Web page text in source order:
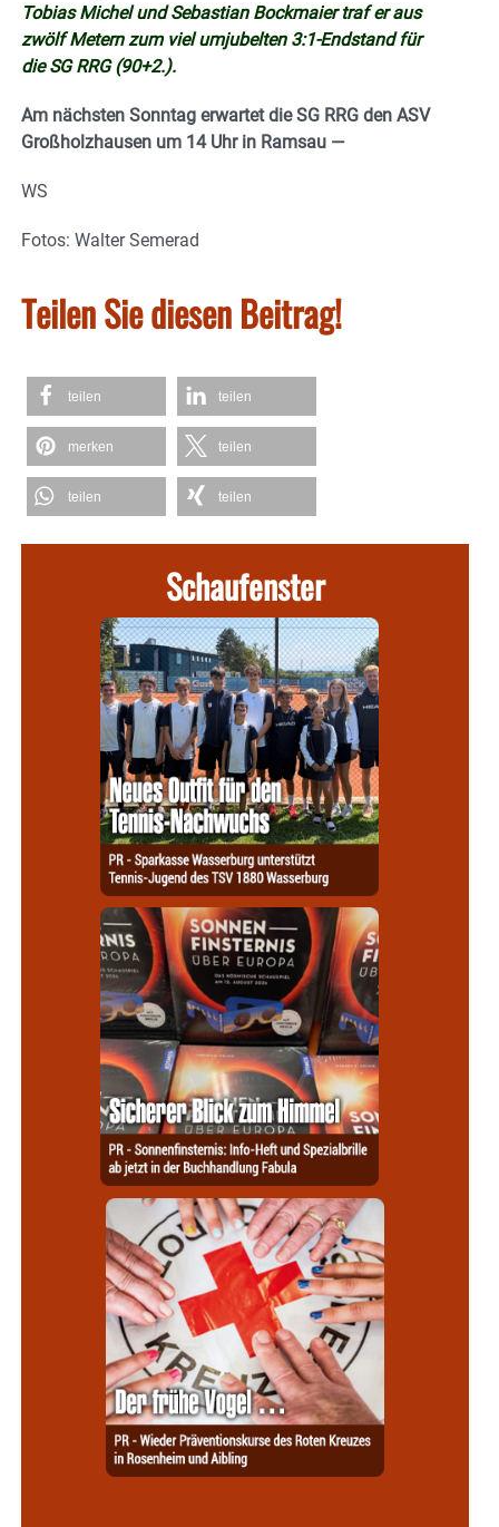
Tobias Michel und Sebastian Bockmaier traf er aus
zwölf Metern zum viel umjubelten 3:1-Endstand für
die SG RRG (90+2.).
Am nächsten Sonntag erwartet die SG RRG den ASV
Großholzhausen um 14 Uhr in Ramsau —
WS
Fotos: Walter Semerad
Teilen Sie diesen Beitrag!
teilen teilen
merken teilen
teilen teilen
Schaufenster